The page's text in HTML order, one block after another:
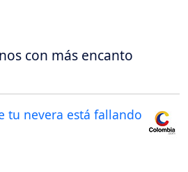
con más encanto